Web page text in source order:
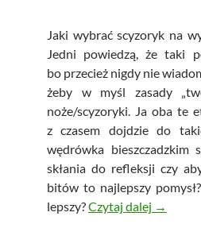
Jaki wybrać scyzoryk na
Jedni powiedzą, że taki
bo przecież nigdy nie
żeby w myśl zasady
noże/scyzoryki. Ja oba te
z czasem dojdzie do
wędrówka bieszczadzkim
skłania do refleksji czy
bitów to najlepszy
lepszy?Czytaj dalej →